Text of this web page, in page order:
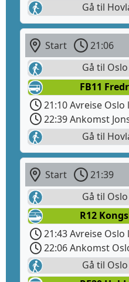
Gå til
Start 21:06
Gå til
FB11
21:10 Avreise
22:39 Ankomst
Gå til
Start 21:39
Gå til
R12
21:43 Avreise
22:06 Ankomst
Gå til Oslo